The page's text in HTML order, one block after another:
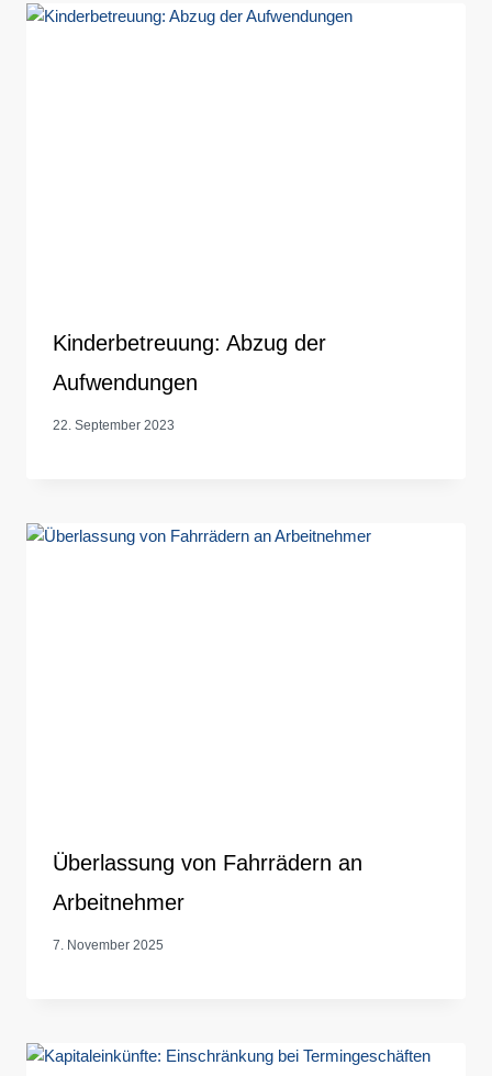
Kinderbetreuung: Abzug der
Aufwendungen
22. September 2023
Überlassung von Fahrrädern an
Arbeitnehmer
7. November 2025